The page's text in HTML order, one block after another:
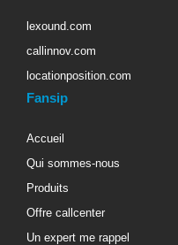
lexound.com
callinnov.com
locationposition.com
Fansip
Accueil
Qui sommes-nous
Produits
Offre callcenter
Un expert me rappel